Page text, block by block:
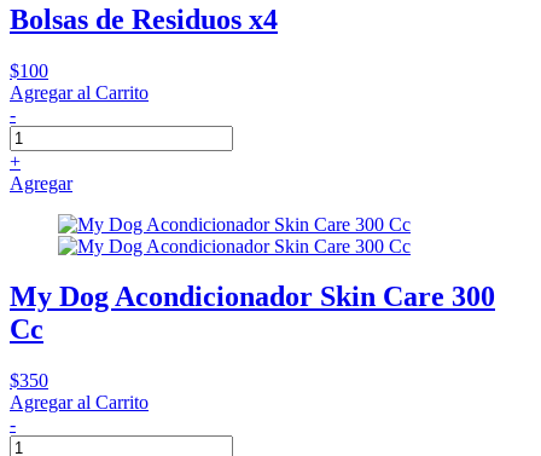
Bolsas de Residuos x4
$100
Agregar al Carrito
-
+
Agregar
My Dog Acondicionador Skin Care 300
Cc
$350
Agregar al Carrito
-